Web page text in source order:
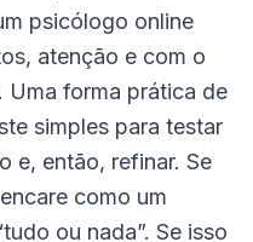
psicólogo online
atenção e com o
forma prática de
simples para testar
e, então, refinar. Se
como um
ou nada”. Se isso